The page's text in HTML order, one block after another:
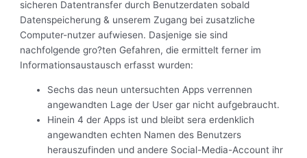
sicheren Datentransfer durch Benutzerdaten sobald
Datenspeicherung & unserem Zugang bei zusatzliche
Computer-nutzer aufwiesen. Dasjenige sie sind
nachfolgende gro?ten Gefahren, die ermittelt ferner im
Informationsaustausch erfasst wurden:
Sechs das neun untersuchten Apps verrennen
angewandten Lage der User gar nicht aufgebraucht.
Hinein 4 der Apps ist und bleibt sera erdenklich
angewandten echten Namen des Benutzers
herauszufinden und andere Social-Media-Account ihr